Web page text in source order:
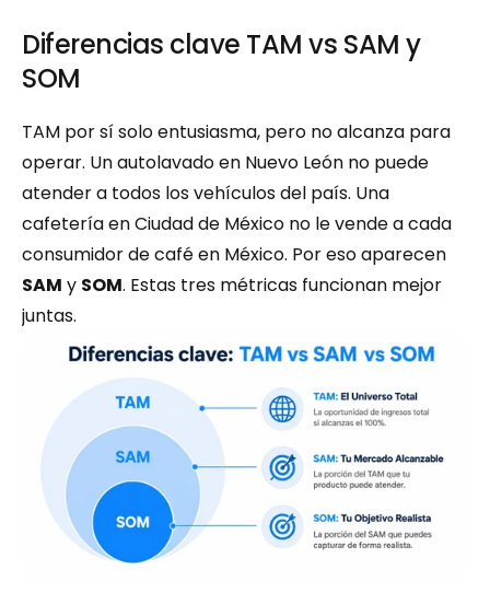
Diferencias clave TAM vs SAM y
SOM
TAM por sí solo entusiasma, pero no alcanza para
operar. Un autolavado en Nuevo León no puede
atender a todos los vehículos del país. Una
cafetería en Ciudad de México no le vende a cada
SAM y SOM. Estas tres métricas funcionan mejor
juntas.